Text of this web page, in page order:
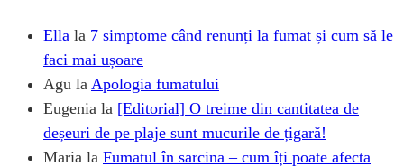
Ella la 7 simptome când renunți la fumat și cum să le
faci mai ușoare
Agu la Apologia fumatului
Eugenia la [Editorial] O treime din cantitatea de
deșeuri de pe plaje sunt mucurile de țigară!
Maria la Fumatul în sarcina – cum îți poate afecta